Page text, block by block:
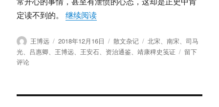
定读不到的。继续阅读“王博远：否定一件事物首先要寻找
作
者
王博远
发
布
2018年12月16日
分
类
散文杂记
标
签
北宋、南宋、司马
光、 吕惠卿、 王博远、 王安石、 资治通鉴、靖康稗史笺证
于
否
留下
评论